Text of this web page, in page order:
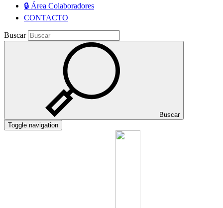
🔒 Área Colaboradores
CONTACTO
Buscar
Buscar
Toggle navigation